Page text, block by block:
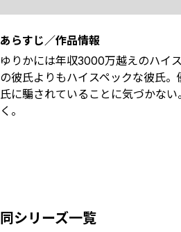
あらすじ／作品情報
ゆりかには年収3000万越えのハイ
の彼氏よりもハイスペックな彼氏
氏に騙されていることに気づかな
く。
同シリーズ一覧